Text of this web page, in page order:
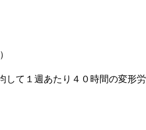
して１週あたり４０時間の変形労